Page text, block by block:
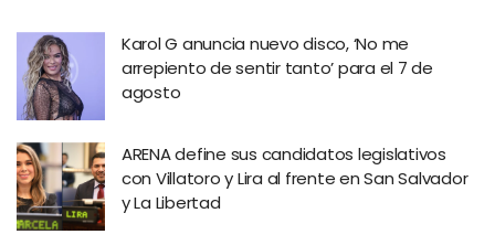
Karol G anuncia nuevo disco, ‘No me
arrepiento de sentir tanto’ para el 7 de
agosto
ARENA define sus candidatos legislativos
con Villatoro y Lira al frente en San Salvador
y La Libertad